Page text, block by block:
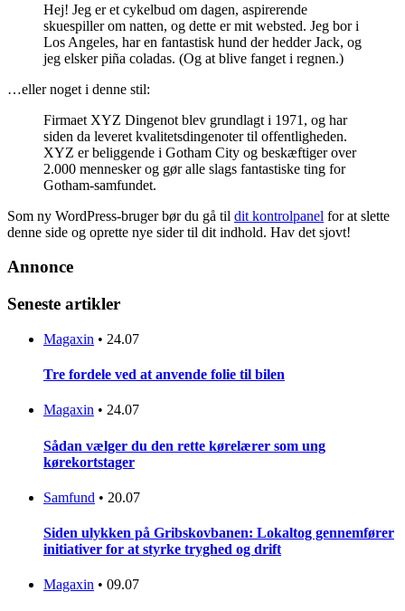
Hej! Jeg er et cykelbud om dagen, aspirerende
skuespiller om natten, og dette er mit websted. Jeg bor i
Los Angeles, har en fantastisk hund der hedder Jack, og
jeg elsker piña coladas. (Og at blive fanget i regnen.)
…eller noget i denne stil:
Firmaet XYZ Dingenot blev grundlagt i 1971, og har
siden da leveret kvalitetsdingenoter til offentligheden.
XYZ er beliggende i Gotham City og beskæftiger over
2.000 mennesker og gør alle slags fantastiske ting for
Gotham-samfundet.
Som ny WordPress-bruger bør du gå til dit kontrolpanel for at slette
denne side og oprette nye sider til dit indhold. Hav det sjovt!
Annonce
Seneste artikler
Magaxin • 24.07
Tre fordele ved at anvende folie til bilen
Magaxin • 24.07
Sådan vælger du den rette kørelærer som ung
kørekortstager
Samfund • 20.07
Siden ulykken på Gribskovbanen: Lokaltog gennemfører
initiativer for at styrke tryghed og drift
Magaxin • 09.07